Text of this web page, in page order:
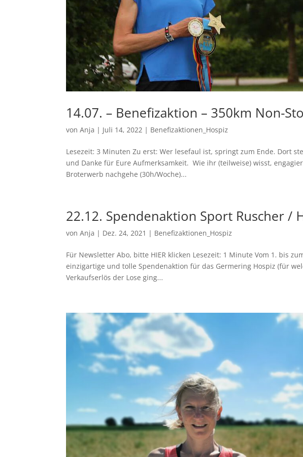
14.07. – Benefizaktion – 350km Non-
vonAnja | Juli 14, 2022 | Benefizaktionen_Hospiz
Lesezeit: 3 Minuten Zu erst: Wer lesefaul ist, springt zum Ende. Dort
und Danke für Eure Aufmerksamkeit. Wie ihr (teilweise) wisst,
Broterwerb nachgehe (30h/Woche)...
22.12. Spendenaktion Sport Ruscher /
vonAnja | Dez. 24, 2021 | Benefizaktionen_Hospiz
Für Newsletter Abo, bitte HIER klicken Lesezeit: 1 Minute Vom 1. bis
einzigartige und tolle Spendenaktion für das Germering Hospiz (für
Verkaufserlös der Lose ging...